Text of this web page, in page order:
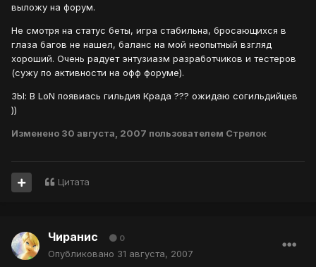
выложу на форум.
Не смотря на статус беты, игра стабильна, бросающихся в
глаза багов не нашел, баланс на мой неопытный взгляд
хороший. Очень радует энтузиазм разработчиков и тестеров
(сужу по активности на офф форуме).
ЗЫ: В LoN появиась гильдия Крада ??? ожидаю согильдийцев
))
Изменено 30 августа, 2007 пользователем Стрелок
Цитата
Чиранис 0
Опубликовано 31 августа, 2007